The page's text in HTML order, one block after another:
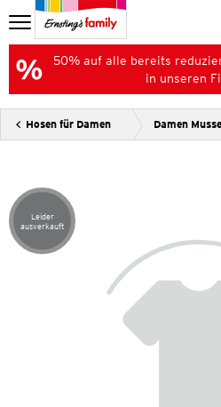
50% auf alle bereits
in unseren
Hosen für Damen Damen
Artikel leider ausverkauft
Leider
ausverkauft